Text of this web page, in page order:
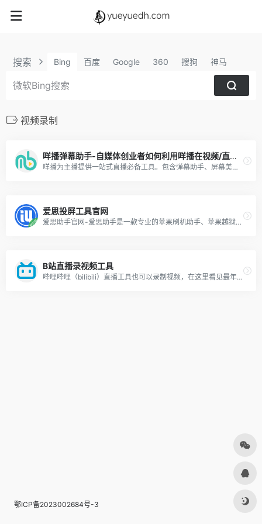
搜索 Bing 百度 Google 360 搜狗 神马
视频录制
咩播弹幕助手-自媒体创业者如何利用咩播在视频/直播中获得更多粉丝及收益
咩播为主播提供一站式直播必备工具。包含弹幕助手、屏幕美化、语音播报、弹幕点歌等主播必备核心功能，目前已支持虎牙、斗鱼、哔哩哔哩、抖音、网易CC、企鹅电竞等十几个直播平台。
爱思投屏工具官网
爱思助手官网-爱思助手是一款专业的苹果刷机助手、苹果越狱助手，同时配有爱思助手PC端、爱思助手mac版、爱思助手移动端、爱思加强版。专为苹果用户提供百万iPhone、iPad软件、游戏、铃声、壁纸资源安全快速免费下载。
B站直播录视频工具
哔哩哔哩（bilibili）直播工具也可以录制视频，在这里看见最年轻的生活方式，学习、游戏、电竞、宅舞、唱见、绘画、美食等等应有尽有，快来捕捉你最喜欢的up主最真实的一面吧！
鄂ICP备2023002684号-3